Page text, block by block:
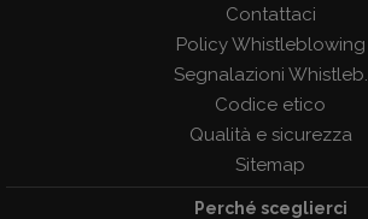
Contattaci
Policy Whistleblowing
Segnalazioni Whistleb.
Codice etico
Qualità e sicurezza
Sitemap
Perché sceglierci